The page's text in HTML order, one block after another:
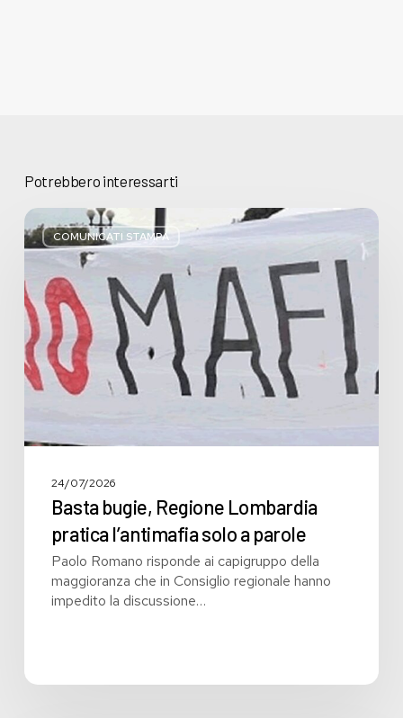
Potrebbero interessarti
COMUNICATI STAMPA
Basta
bugie,
Regione
Lombardia
pratica
l’antimafia
solo
a
parole
24/07/2026
Basta bugie, Regione Lombardia
pratica l’antimafia solo a parole
Paolo Romano risponde ai capigruppo della
maggioranza che in Consiglio regionale hanno
impedito la discussione…